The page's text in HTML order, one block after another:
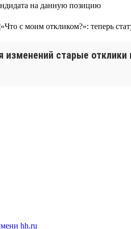
на данную позицию
изменений старые